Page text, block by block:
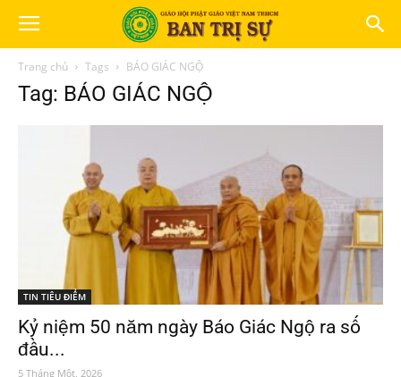
Trang chủ Tags BÁO GIÁC NGỘ
Tag: BÁO GIÁC NGỘ
TIN TIÊU ĐIỂM
Kỷ niệm 50 năm ngày Báo Giác Ngộ ra số
đầu...
5 Tháng Một, 2026